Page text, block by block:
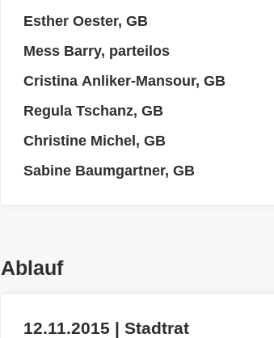
Esther Oester, GB
Mess Barry, parteilos
Cristina Anliker-Mansour, GB
Regula Tschanz, GB
Christine Michel, GB
Sabine Baumgartner, GB
Ablauf
12.11.2015 | Stadtrat